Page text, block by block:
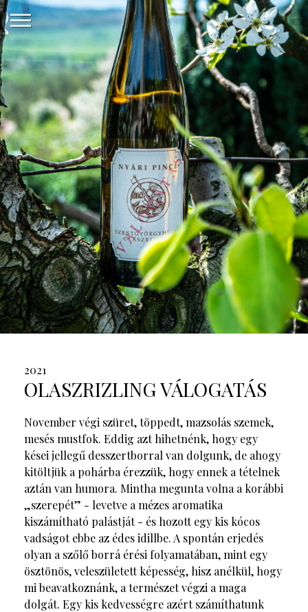
2021
OLASZRIZLING VÁLOGATÁS
November végi szüret, töppedt, mazsolás szemek,
mesés mustfok. Eddig azt hihetnénk, hogy egy
kései jellegű desszertborral van dolgunk, de ahogy
kitöltjük a pohárba érezzük, hogy ennek a tételnek
aztán van humora. Mintha megunta volna a korábbi
„szerepét” - levetve a mézes aromatika
kiszámítható palástját - és hozott egy kis kócos
vadságot ebbe az édes idillbe. A spontán erjedés
olyan a szőlő borrá érési folyamatában, mint egy
ösztönös, veleszületett képesség, hisz anélkül, hogy
mi beavatkoznánk, a természet végzi a maga
dolgát. Egy kis kedvességre azért számíthatunk